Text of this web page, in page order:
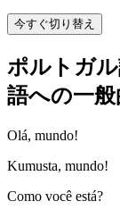
今すぐ切り替え
ポルトガ
語への一
Olá, mundo!
Kumusta, mundo!
Como você está?